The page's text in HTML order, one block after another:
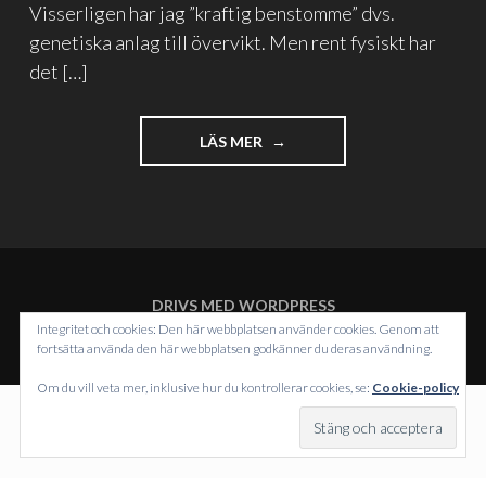
Visserligen har jag ”kraftig benstomme” dvs.
genetiska anlag till övervikt. Men rent fysiskt har
det […]
LÄS MER
"DEN
DÄR
DRIVS MED WORDPRESS
TEMA: INTERGALACTIC AVWORDPRESS.COM.
Integritet och cookies: Den här webbplatsen använder cookies. Genom att
fortsätta använda den här webbplatsen godkänner du deras användning.
Om du vill veta mer, inklusive hur du kontrollerar cookies, se: Cookie-policy